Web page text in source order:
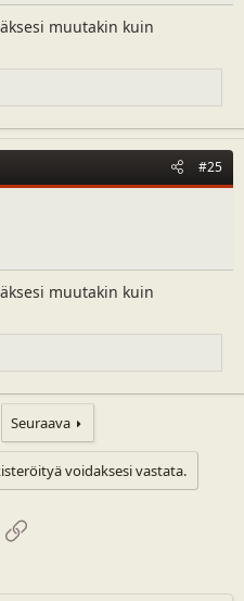
muutakin kuin
#25
muutakin kuin
Seuraava
voidaksesi vastata.
Sähköposti